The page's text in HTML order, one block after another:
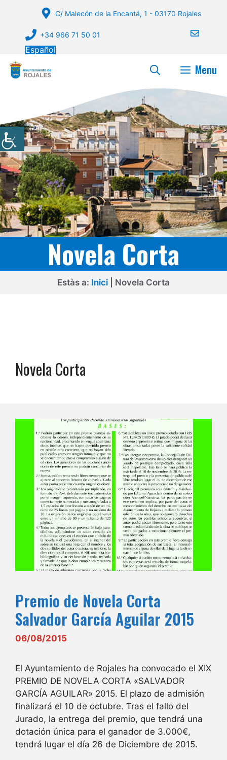
contenido
C/ Malecón de la Encantá, 1 - 03170 Rojales
+34 966 71 50 01
Español
Menu
Novela Corta
Estàs a: Inici Novela Corta
Novela Corta
Premio de Novela Corta
Salvador García Aguilar 2015
06/08/2015
El Ayuntamiento de Rojales ha convocado el XIX
PREMIO DE NOVELA CORTA «SALVADOR
GARCÍA AGUILAR» 2015. El plazo de admisión
finalizará el 10 de octubre. Tras el fallo del
Jurado, la entrega del premio, que tendrá una
dotación única para el ganador de 3.000€,
tendrá lugar el día 26 de Diciembre de 2015.